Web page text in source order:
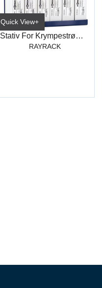
Quick View+
Stativ For Krympestrømper
RAYRACK